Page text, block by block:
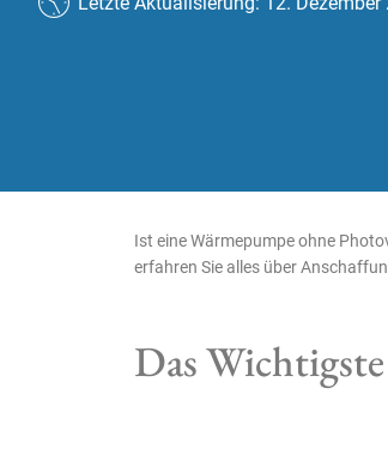
Ist eine Wärmepumpe ohne
erfahren Sie alles über
Das